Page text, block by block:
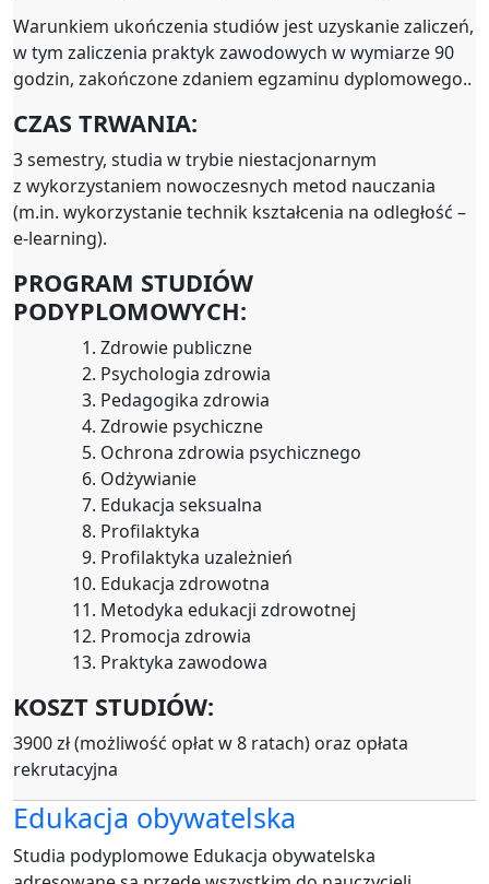
Warunkiem ukończenia studiów jest uzyskanie zaliczeń,
w tym zaliczenia praktyk zawodowych w wymiarze 90
godzin, zakończone zdaniem egzaminu dyplomowego..
CZAS TRWANIA:
3 semestry, studia w trybie niestacjonarnym
z wykorzystaniem nowoczesnych metod nauczania
(m.in. wykorzystanie technik kształcenia na odległość –
e-learning).
PROGRAM STUDIÓW
PODYPLOMOWYCH:
Zdrowie publiczne
Psychologia zdrowia
Pedagogika zdrowia
Zdrowie psychiczne
Ochrona zdrowia psychicznego
Odżywianie
Edukacja seksualna
Profilaktyka
Profilaktyka uzależnień
Edukacja zdrowotna
Metodyka edukacji zdrowotnej
Promocja zdrowia
Praktyka zawodowa
KOSZT STUDIÓW:
3900 zł (możliwość opłat w 8 ratach) oraz opłata
rekrutacyjna
Edukacja obywatelska
Studia podyplomowe Edukacja obywatelska